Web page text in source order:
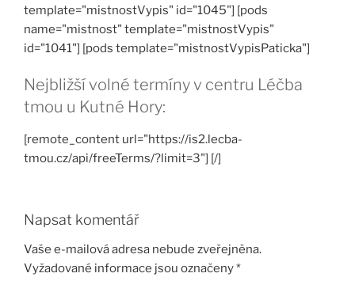
template="mistnostVypis" id="1045"] [pods
name="mistnost" template="mistnostVypis"
id="1041"] [pods template="mistnostVypisPaticka"]
Nejbližší volné termíny v centru Léčba
tmou u Kutné Hory:
[remote_content url="https://is2.lecba-
tmou.cz/api/freeTerms/?limit=3"] [/]
Napsat komentář
Vaše e-mailová adresa nebude zveřejněna.
Vyžadované informace jsou označeny*